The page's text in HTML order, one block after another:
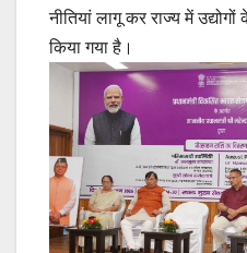
नीतियां लागू कर राज्य में
किया गया है।